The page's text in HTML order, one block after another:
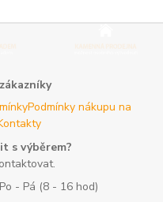
Podmínky nákupu na
s výběrem?
- Pá (8 - 16 hod)